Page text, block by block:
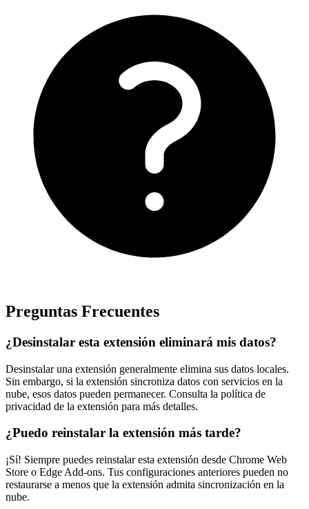
Preguntas Frecuentes
¿Desinstalar esta extensión eliminará mis datos?
Desinstalar una extensión generalmente elimina sus datos locales.
Sin embargo, si la extensión sincroniza datos con servicios en la
nube, esos datos pueden permanecer. Consulta la política de
privacidad de la extensión para más detalles.
¿Puedo reinstalar la extensión más tarde?
¡Sí! Siempre puedes reinstalar esta extensión desde Chrome Web
Store o Edge Add-ons. Tus configuraciones anteriores pueden no
restaurarse a menos que la extensión admita sincronización en la
nube.